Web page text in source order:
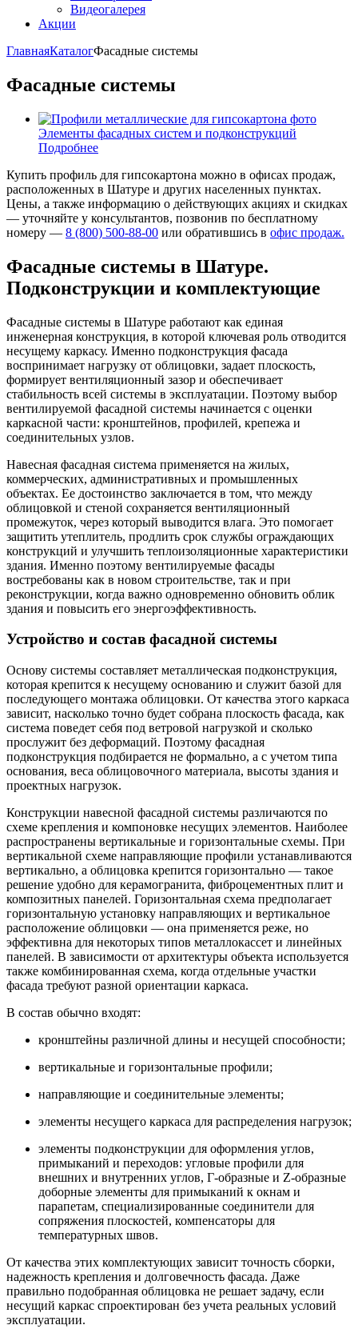
Видеогалерея
Акции
ГлавнаяКаталогФасадные системы
Фасадные системы
Элементы фасадных систем и подконструкций
Подробнее
Купить профиль для гипсокартона можно в офисах продаж,
расположенных в Шатуре и других населенных пунктах.
Цены, а также информацию о действующих акциях и скидках
— уточняйте у консультантов, позвонив по бесплатному
номеру — 8 (800) 500-88-00 или обратившись в офис продаж.
Фасадные системы в Шатуре.
Подконструкции и комплектующие
Фасадные системы в Шатуре работают как единая
инженерная конструкция, в которой ключевая роль отводится
несущему каркасу. Именно подконструкция фасада
воспринимает нагрузку от облицовки, задает плоскость,
формирует вентиляционный зазор и обеспечивает
стабильность всей системы в эксплуатации. Поэтому выбор
вентилируемой фасадной системы начинается с оценки
каркасной части: кронштейнов, профилей, крепежа и
соединительных узлов.
Навесная фасадная система применяется на жилых,
коммерческих, административных и промышленных
объектах. Ее достоинство заключается в том, что между
облицовкой и стеной сохраняется вентиляционный
промежуток, через который выводится влага. Это помогает
защитить утеплитель, продлить срок службы ограждающих
конструкций и улучшить теплоизоляционные характеристики
здания. Именно поэтому вентилируемые фасады
востребованы как в новом строительстве, так и при
реконструкции, когда важно одновременно обновить облик
здания и повысить его энергоэффективность.
Устройство и состав фасадной системы
Основу системы составляет металлическая подконструкция,
которая крепится к несущему основанию и служит базой для
последующего монтажа облицовки. От качества этого каркаса
зависит, насколько точно будет собрана плоскость фасада, как
система поведет себя под ветровой нагрузкой и сколько
прослужит без деформаций. Поэтому фасадная
подконструкция подбирается не формально, а с учетом типа
основания, веса облицовочного материала, высоты здания и
проектных нагрузок.
Конструкции навесной фасадной системы различаются по
схеме крепления и компоновке несущих элементов. Наиболее
распространены вертикальные и горизонтальные схемы. При
вертикальной схеме направляющие профили устанавливаются
вертикально, а облицовка крепится горизонтально — такое
решение удобно для керамогранита, фиброцементных плит и
композитных панелей. Горизонтальная схема предполагает
горизонтальную установку направляющих и вертикальное
расположение облицовки — она применяется реже, но
эффективна для некоторых типов металлокассет и линейных
панелей. В зависимости от архитектуры объекта используется
также комбинированная схема, когда отдельные участки
фасада требуют разной ориентации каркаса.
В состав обычно входят:
кронштейны различной длины и несущей способности;
вертикальные и горизонтальные профили;
направляющие и соединительные элементы;
элементы несущего каркаса для распределения нагрузок;
элементы подконструкции для оформления углов,
примыканий и переходов: угловые профили для
внешних и внутренних углов, Г-образные и Z-образные
доборные элементы для примыканий к окнам и
парапетам, специализированные соединители для
сопряжения плоскостей, компенсаторы для
температурных швов.
От качества этих комплектующих зависит точность сборки,
надежность крепления и долговечность фасада. Даже
правильно подобранная облицовка не решает задачу, если
несущий каркас спроектирован без учета реальных условий
эксплуатации.